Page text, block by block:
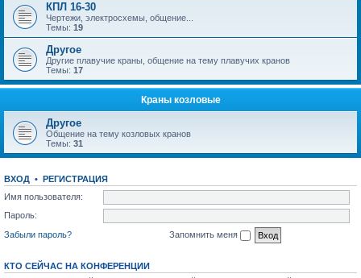
КПЛ 16-30
Чертежи, электросхемы, общение...
Темы: 19
Другое
Другие плавучие краны, общение на тему плавучих кранов
Темы: 17
Краны козловые
Другое
Общение на тему козловых кранов
Темы: 31
ВХОД • РЕГИСТРАЦИЯ
Имя пользователя:
Пароль:
Забыли пароль?
Запомнить меня
КТО СЕЙЧАС НА КОНФЕРЕНЦИИ